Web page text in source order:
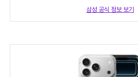
삼성 공식 정보 보기